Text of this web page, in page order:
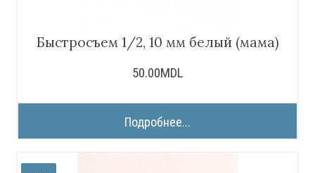
Быстросъем 1/2, 10 мм белый (мама)
50.00MDL
Подробнее...